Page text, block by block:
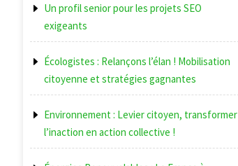
Un profil senior pour les projets SEO
exigeants
Écologistes : Relançons l’élan ! Mobilisation
citoyenne et stratégies gagnantes
Environnement : Levier citoyen, transformer
l’inaction en action collective !